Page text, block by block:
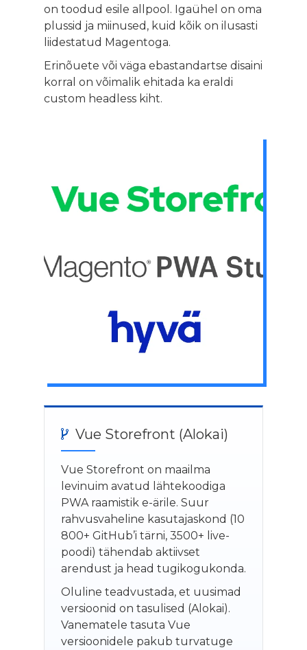
on toodud esile allpool. Igaühel on oma
plussid ja miinused, kuid kõik on ilusasti
liidestatud Magentoga.
Erinõuete või väga ebastandartse disaini
korral on võimalik ehitada ka eraldi
custom headless kiht.
Vue Storefront (Alokai)
Vue Storefront on maailma
levinuim avatud lähtekoodiga
PWA raamistik e-ärile. Suur
rahvusvaheline kasutajaskond (10
800+ GitHub’i tärni, 3500+ live-
poodi) tähendab aktiivset
arendust ja head tugikogukonda.
Oluline teadvustada, et uusimad
versioonid on tasulised (Alokai).
Vanematele tasuta Vue
versioonidele pakub turvatuge